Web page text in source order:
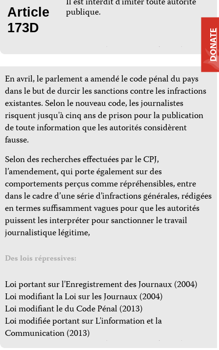
Article
173D
publique.
En avril, le parlement a amendé le code pénal du pays
dans le but de durcir les sanctions contre les infractions
existantes. Selon le nouveau code, les journalistes
risquent jusqu'à cinq ans de prison pour la publication
de toute information que les autorités considèrent
fausse.
Selon des recherches effectuées par le CPJ,
l’amendement, qui porte également sur des
comportements perçus comme répréhensibles, entre
dans le cadre d’une série d’infractions générales, rédigées
en termes suffisamment vagues pour que les autorités
puissent les interpréter pour sanctionner le travail
journalistique légitime,
Des lois répressives:
Loi portant sur l'Enregistrement des Journaux (2004)
Loi modifiant la Loi sur les Journaux (2004)
Loi modifiant le du Code Pénal (2013)
Loi modifiée portant sur L'information et la
Communication (2013)
DONATE